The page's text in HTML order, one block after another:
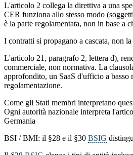
L'articolo 2 collega la direttiva a una
CER funziona allo stesso modo
è la parte regolamentata, non in base a
I contratti si propagano a cascata, non
L'articolo 21, paragrafo 2, lettera d),
commerciale, non normativa. La
approfondito, un SaaS d'ufficio a
regolamentazione.
Come gli Stati membri interpretano
Ogni autorità nazionale interpreta
Germania
BSI / BMI: il §28 e il §30 BSIG